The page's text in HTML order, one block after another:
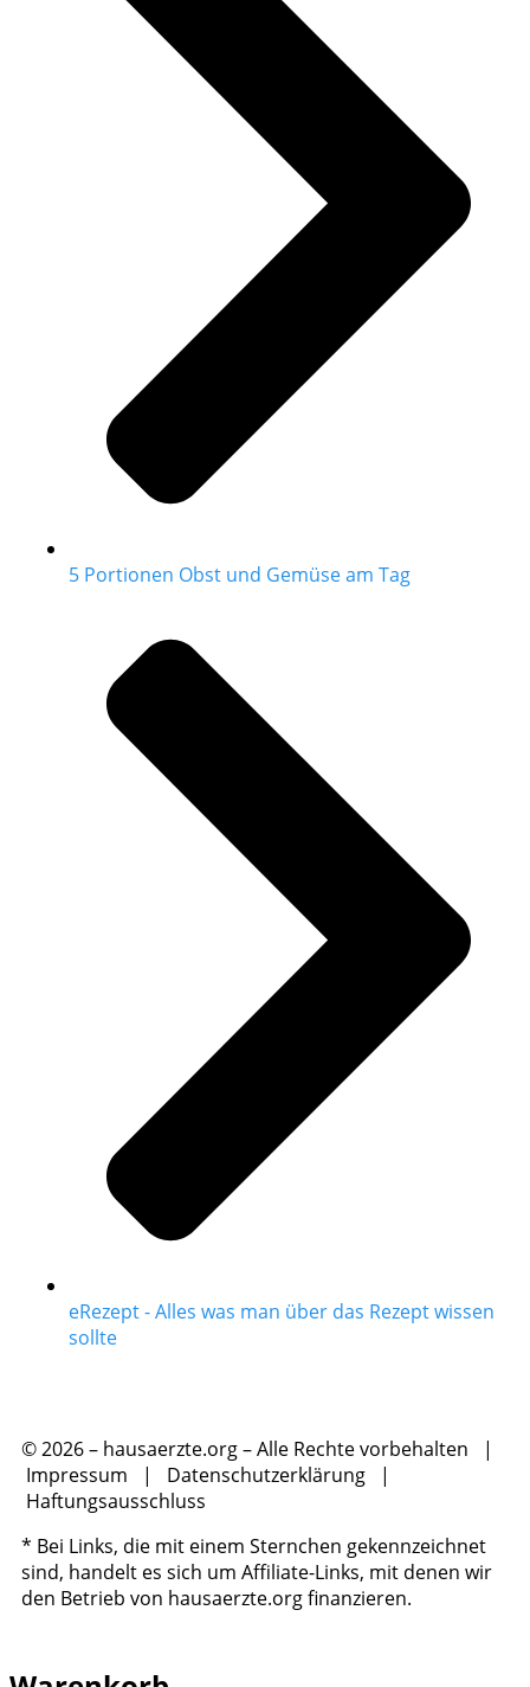
5 Portionen Obst und Gemüse am Tag
eRezept - Alles was man über das Rezept wissen
sollte
© 2026 – hausaerzte.org – Alle Rechte vorbehalten |
Impressum | Datenschutzerklärung |
Haftungsausschluss
* Bei Links, die mit einem Sternchen gekennzeichnet
sind, handelt es sich um Affiliate-Links, mit denen wir
den Betrieb von hausaerzte.org finanzieren.